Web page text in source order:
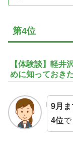
第4位
【体験談】軽井
めに知っておき
9月
4位で